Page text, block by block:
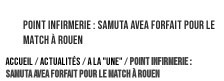
Point infirmerie : Samuta Avea forfait pour le
match à Rouen
ACCUEIL/ACTUALITÉS/A LA "UNE"/POINT INFIRMERIE :
SAMUTA AVEA FORFAIT POUR LE MATCH À ROUEN